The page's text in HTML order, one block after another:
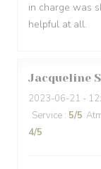
in charge was
helpful at all.
Jacqueline S
2023-06-21 -
Service : 5/5
4/5